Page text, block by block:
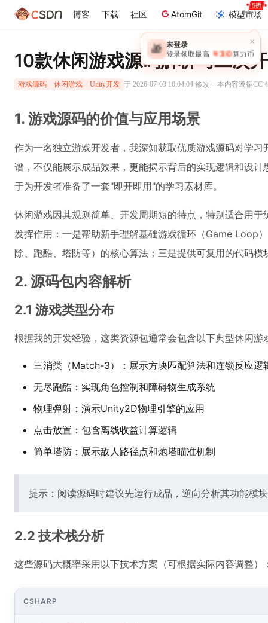
博客 下载 社区 AtomGit 模型市场
×
🎁 未登录
登录领取最高 ￥30 算力币
10款休闲游戏源码解析与二次
游戏源码 休闲游戏 Unity开发 于 2026-07-03 10:04:04 修改· 本内容遵循CC
1. 游戏源码的价值与应用场景
作为一名独立游戏开发者，我深知获取优质游戏源码对学
谱，不仅能展示成品效果，更能揭示背后的实现逻辑和设
于为开发者准备了一套"即开即用"的学习素材库。
休闲游戏因其规则简单、开发周期短的特点，特别适合用
发挥作用：一是帮助新手理解基础游戏循环（Game Loop
除、跑酷、塔防等）的核心算法；三是提供可复用的代码
2. 源码包内容解析
2.1 游戏类型分布
根据我的开发经验，这类资源包通常会包含以下典型休闲
三消类（Match-3）：展示方块匹配算法和连锁反应逻
无尽跑酷：实现角色控制和障碍物生成系统
物理弹射：演示Unity2D物理引擎的应用
点击放置：包含离线收益计算逻辑
简单塔防：展示敌人路径点和炮塔瞄准机制
提示：阅读源码时建议先运行成品，逆向分析其功能模
2.2 技术栈分析
这些源码大概率采用以下技术方案（可根据实际内容调整）
CSHARP